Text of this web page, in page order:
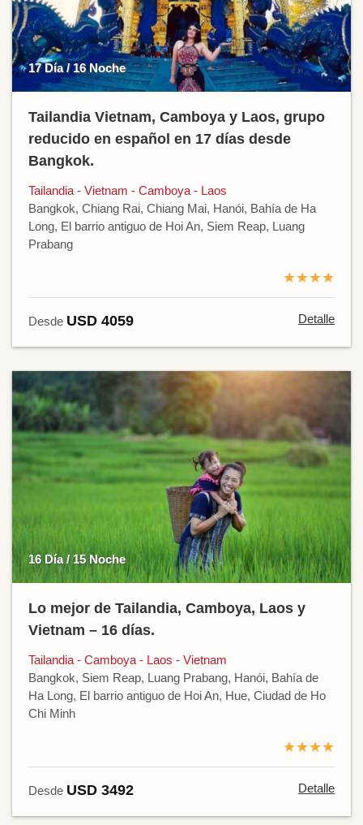
17 Día / 16 Noche
Tailandia Vietnam, Camboya y Laos, grupo
reducido en español en 17 días desde
Bangkok.
Tailandia - Vietnam - Camboya - Laos
Bangkok, Chiang Rai, Chiang Mai, Hanói, Bahía de Ha
Long, El barrio antiguo de Hoi An, Siem Reap, Luang
Prabang
★★★★
Desde USD 4059 Detalle
16 Día / 15 Noche
Lo mejor de Tailandia, Camboya, Laos y
Vietnam – 16 días.
Tailandia - Camboya - Laos - Vietnam
Bangkok, Siem Reap, Luang Prabang, Hanói, Bahía de
Ha Long, El barrio antiguo de Hoi An, Hue, Ciudad de Ho
Chi Minh
★★★★
Desde USD 3492 Detalle